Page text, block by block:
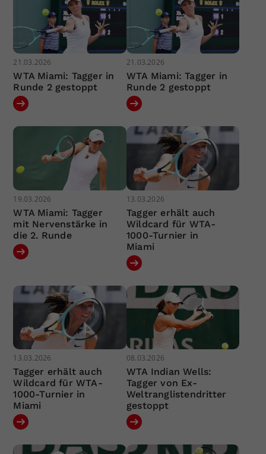
21.03.2026
WTA Miami: Tagger in
Runde 2 gestoppt
21.03.2026
WTA Miami: Tagger in
Runde 2 gestoppt
19.03.2026
WTA Miami: Tagger
mit Nervenstärke in
die 2. Runde
13.03.2026
Tagger erhält auch
Wildcard für WTA-
1000-Turnier in
Miami
13.03.2026
Tagger erhält auch
Wildcard für WTA-
1000-Turnier in
Miami
08.03.2026
WTA Indian Wells:
Tagger von Ex-
Weltranglistendritter
gestoppt